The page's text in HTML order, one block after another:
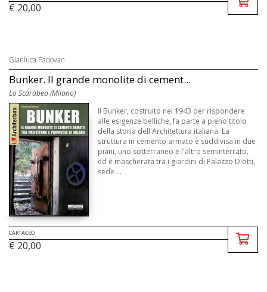
€ 20,00
Gianluca Padovan
Bunker. Il grande monolite di cement...
Lo Scarabeo (Milano)
Il Bunker, costruito nel 1943 per rispondere
alle esigenze belliche, fa parte a pieno titolo
della storia dell'Architettura italiana. La
struttura in cemento armato è suddivisa in due
piani, uno sotterraneo e l'altro seminterrato,
ed è mascherata tra i giardini di Palazzo Diotti,
sede ...
CARTACEO
€ 20,00